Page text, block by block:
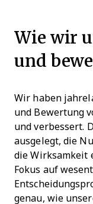
Wie wir
und
Wir haben
und Bewertung
und verbessert.
ausgelegt, die
die Wirksamkeit
Fokus auf
genau, wie